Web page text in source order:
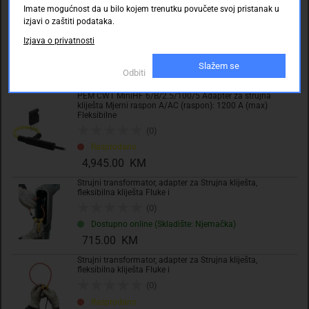
PEM CWT300 B/2.5/700 Adapter za strujna kliješta Mjerni
raspon A/AC (raspon): 60000 A (max) Fleksibilne
0.00 KM
PEM CWT MiniHF 6/B/2.5/100/5 Adapter za strujna
kliješta Mjerni raspon A/AC (raspon): 1200 A (max)
Fleksibilne
(0)
Rasprodano
4,945.00 KM
Strujni transformator, adapter za Strujna kliješta,
fleksibilna kliješta Fluke i
(0)
Dostupno online (Skladište: Njemačka)
715.00 KM
Strujni transformator, adapter za Strujna kliješta,
fleksibilna kliješta Fluke i
(0)
Rasprodano
Imate mogućnost da u bilo kojem trenutku povučete svoj pristanak u
izjavi o zaštiti podataka.
Izjava o privatnosti
Odbiti
Slažem se